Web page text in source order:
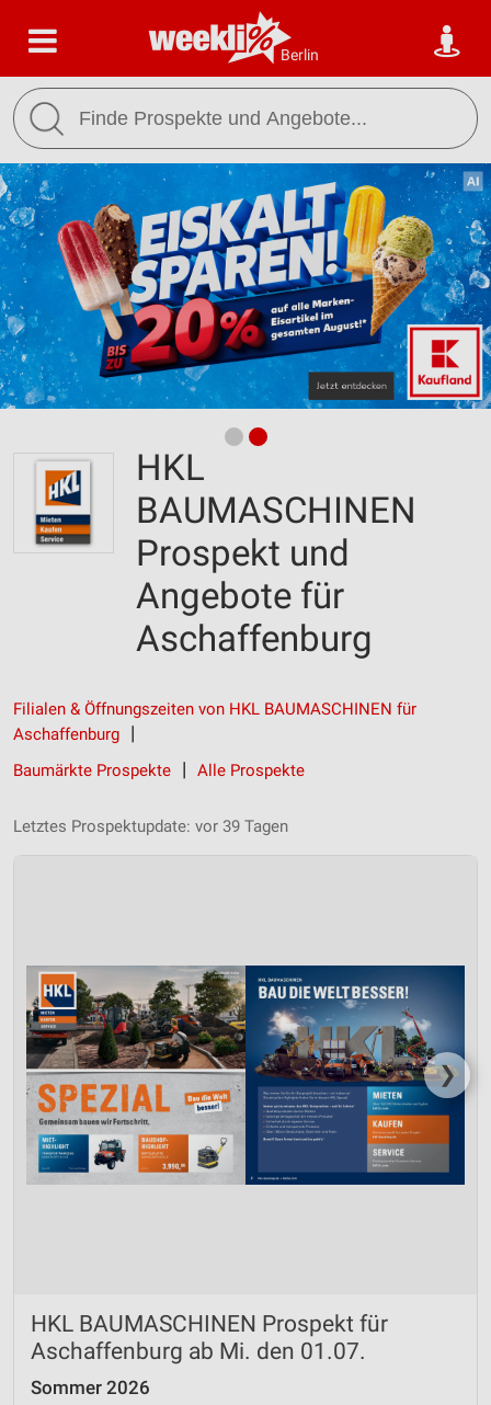
Berlin
HKL
BAUMASCHINEN
Prospekt und
Angebote für
Aschaffenburg
Filialen & Öffnungszeiten von HKL BAUMASCHINEN für
Aschaffenburg
Baumärkte Prospekte
Alle Prospekte
Letztes Prospektupdate: vor 39 Tagen
❯
HKL BAUMASCHINEN Prospekt für
Aschaffenburg ab Mi. den 01.07.
Sommer 2026